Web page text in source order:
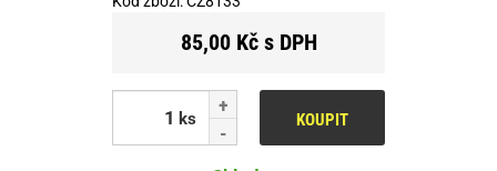
85,00 Kč s DPH
ks KOUPIT